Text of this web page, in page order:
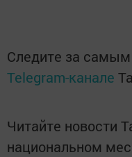
Следите за
Telegram-канале
Читайте новости
национальном